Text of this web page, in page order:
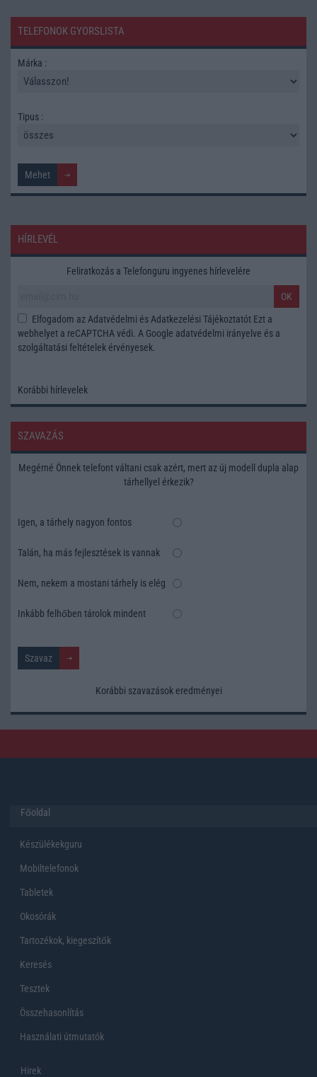
TELEFONOK GYORSLISTA
Márka :
Tipus :
HÍRLEVÉL
Feliratkozás a Telefonguru ingyenes hírlevelére
OK
Elfogadom azAdatvédelmi és Adatkezelési Tájékoztatót Ezt a
webhelyet a reCAPTCHA védi. A Google adatvédelmi irányelve és a
szolgáltatási feltételek érvényesek.
Korábbi hírlevelek
SZAVAZÁS
Megérné Önnek telefont váltani csak azért, mert az új modell dupla alap
tárhellyel érkezik?
Igen, a tárhely nagyon fontos
Talán, ha más fejlesztések is vannak
Nem, nekem a mostani tárhely is elég
Inkább felhőben tárolok mindent
Korábbi szavazások eredményei
Főoldal
Készülékekguru
Mobiltelefonok
Tabletek
Okosórák
Tartozékok, kiegeszítők
Keresés
Tesztek
Összehasonlítás
Használati útmutatók
Hirek